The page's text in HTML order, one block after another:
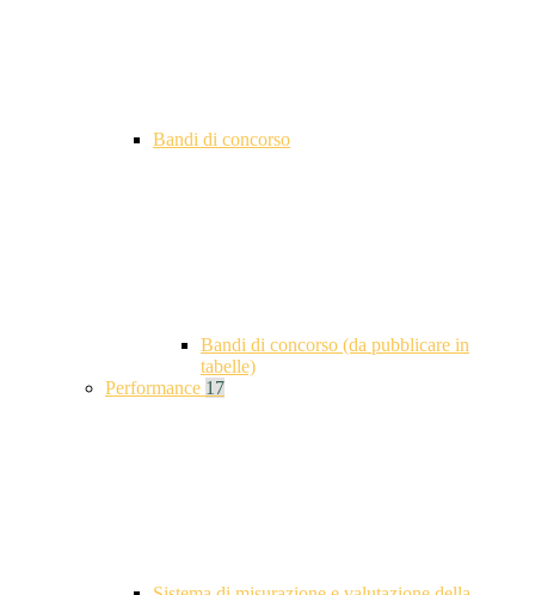
Bandi di concorso
Bandi di concorso (da pubblicare in
tabelle)
Performance 17